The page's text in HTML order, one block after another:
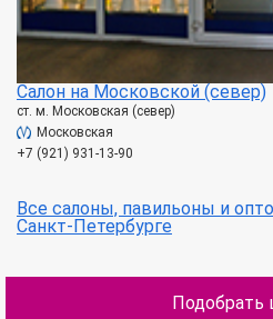
Салон на Московской (север)
ст. м. Московская (север)
Московская
+7 (921) 931-13-90
Все салоны, павильоны и
Санкт-Петербурге
Подобрать